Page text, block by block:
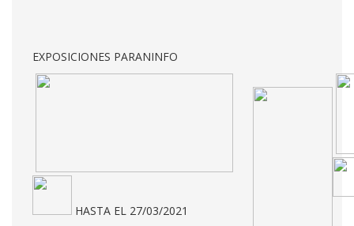
EXPOSICIONES PARANINFO
HASTA EL 27/03/2021